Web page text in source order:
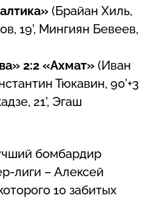
(Брайан Хиль,
19’, Мингиян Бевеев,
2:2 «Ахмат» (Иван
Тюкавин, 90’+3
21’, Эгаш
бомбардир
лиги – Алексей
10 забитых